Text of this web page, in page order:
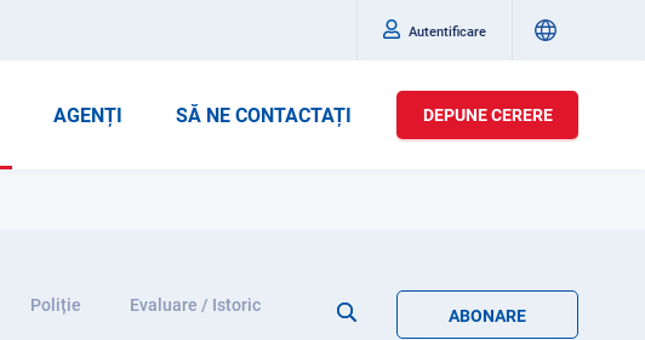
Autentificare
AGENȚI SĂ NE CONTACTAȚI DEPUNE CERERE
Poliție
Evaluare / Istoric
ABONARE